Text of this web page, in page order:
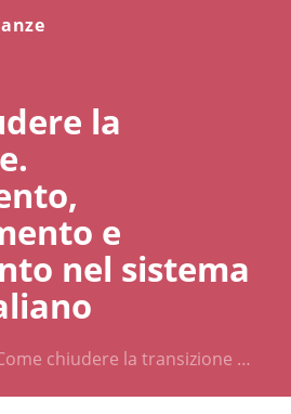
la
e
nel sistema
chiudere la transizione …